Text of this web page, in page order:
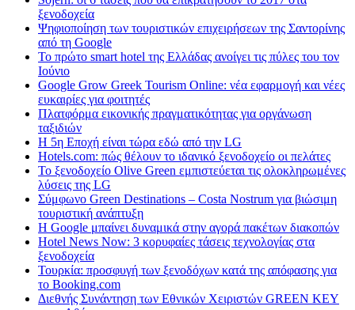
ξενοδοχεία
Ψηφιοποίηση των τουριστικών επιχειρήσεων της Σαντορίνης
από τη Google
Το πρώτο smart hotel της Ελλάδας ανοίγει τις πύλες του τον
Ιούνιο
Google Grow Greek Tourism Online: νέα εφαρμογή και νέες
ευκαιρίες για φοιτητές
Πλατφόρμα εικονικής πραγματικότητας για οργάνωση
ταξιδιών
Η 5η Εποχή είναι τώρα εδώ από την LG
Hotels.com: πώς θέλουν το ιδανικό ξενοδοχείο οι πελάτες
To ξενοδοχείο Olive Green εμπιστεύεται τις ολοκληρωμένες
λύσεις της LG
Σύμφωνο Green Destinations – Costa Nostrum για βιώσιμη
τουριστική ανάπτυξη
H Google μπαίνει δυναμικά στην αγορά πακέτων διακοπών
Hotel News Now: 3 κορυφαίες τάσεις τεχνολογίας στα
ξενοδοχεία
Τουρκία: προσφυγή των ξενοδόχων κατά της απόφασης για
το Booking.com
Διεθνής Συνάντηση των Εθνικών Χειριστών GREEN KEY